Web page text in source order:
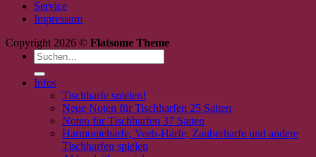
Service
Impressum
Copyright 2026 © Flatsome Theme
Suchen
nach:
Infos
Tischharfe spielen!
Neue Noten für Tischharfen 25 Saiten
Noten für Tischharfen 37 Saiten
Harmonieharfe, Veeh-Harfe, Zauberharfe und andere
Tischharfen spielen